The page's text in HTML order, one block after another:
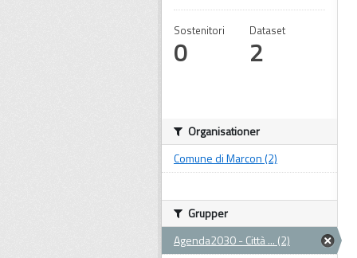
Sostenitori
0
Dataset
2
Organisationer
Comune di Marcon (2)
Grupper
Agenda2030 - Città ... (2)